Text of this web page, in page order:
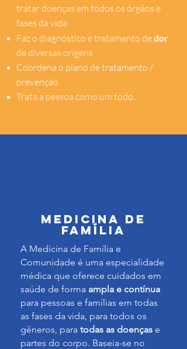
tratar doenças em todos os órgãos e
fases da vida
Faz o diagnóstico e tratamento dedor
de diversas origens
Coordena o plano de tratamento /
prevenção
Trata a pessoa como um todo.
Medicina de
Família
A Medicina de Família e
Comunidade é uma especialidade
médica que oferece cuidados em
saúde de forma ampla e contínua
para pessoas e famílias em todas
as fases da vida, para todos os
gêneros, para todas as doenças e
partes do corpo. Baseia-se no